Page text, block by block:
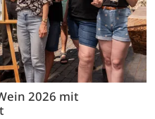
2026 mit